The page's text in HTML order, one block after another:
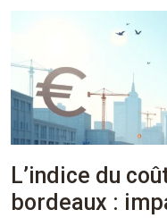
L’indice du
bordeaux :